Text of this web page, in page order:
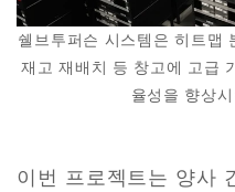
쉘브투퍼슨 시스템은 히트맵
재고 재배치 등 창고에 고급
율성을 향상
이번 프로젝트는 양사